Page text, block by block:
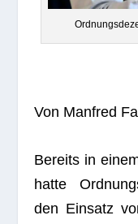
Von Man­fred
Bereits in
hatte
den Ein­satz